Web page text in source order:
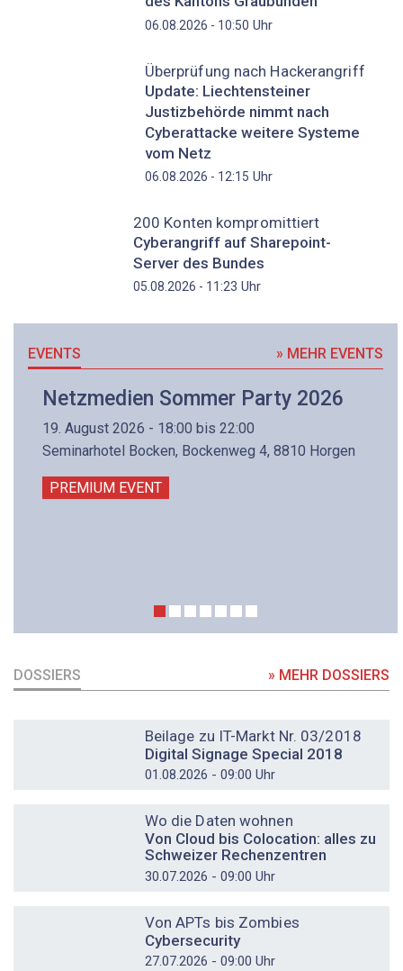
06.08.2026 - 10:50 Uhr
Überprüfung nach Hackerangriff
Update: Liechtensteiner
Justizbehörde nimmt nach
Cyberattacke weitere Systeme
vom Netz
06.08.2026 - 12:15 Uhr
200 Konten kompromittiert
Cyberangriff auf Sharepoint-
Server des Bundes
05.08.2026 - 11:23 Uhr
EVENTS » MEHR EVENTS
Netzmedien Sommer Party 2026
19. August 2026 - 18:00 bis 22:00
Seminarhotel Bocken, Bockenweg 4, 8810 Horgen
PREMIUM EVENT
DOSSIERS » MEHR DOSSIERS
Beilage zu IT-Markt Nr. 03/2018
Digital Signage Special 2018
01.08.2026 - 09:00 Uhr
Wo die Daten wohnen
Von Cloud bis Colocation: alles zu
Schweizer Rechenzentren
30.07.2026 - 09:00 Uhr
Von APTs bis Zombies
Cybersecurity
27.07.2026 - 09:00 Uhr